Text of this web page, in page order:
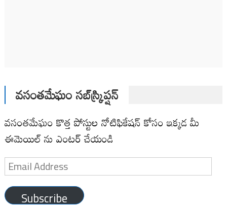
వసంతమేఘం సబ్‌స్క్రిప్షన్
వసంతమేఘం కొత్త పోస్టుల నోటిఫికేషన్ కోసం ఇక్కడ మీ
ఈమెయిల్ ను ఎంటర్ చేయండి
Email
Address
Subscribe